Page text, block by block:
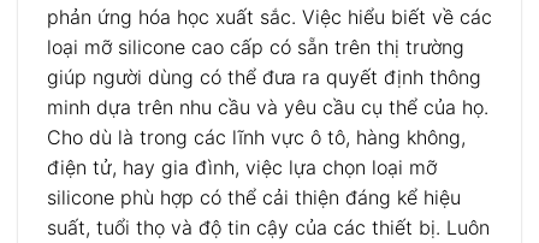
phản ứng hóa học xuất sắc. Việc hiểu biết về các
loại mỡ silicone cao cấp có sẵn trên thị trường
giúp người dùng có thể đưa ra quyết định thông
minh dựa trên nhu cầu và yêu cầu cụ thể của họ.
Cho dù là trong các lĩnh vực ô tô, hàng không,
điện tử, hay gia đình, việc lựa chọn loại mỡ
silicone phù hợp có thể cải thiện đáng kể hiệu
suất, tuổi thọ và độ tin cậy của các thiết bị. Luôn